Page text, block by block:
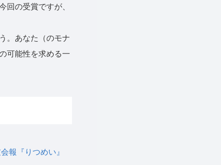
の受賞ですが、
。あなた（のモナ
可能性を求める一
報『りつめい』